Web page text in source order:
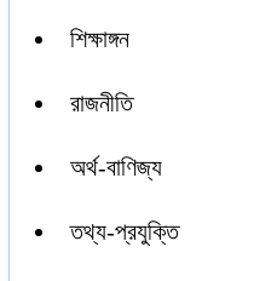
শিক্ষাঙ্গন
রাজনীতি
অর্থ-বাণিজ্য
তথ্য-প্রযুক্তি